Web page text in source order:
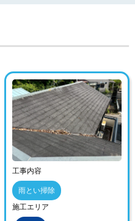
工事内容
雨とい掃除
施工エリア